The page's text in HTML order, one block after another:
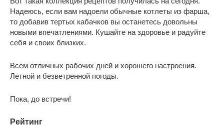
Надеюсь, если вам надоели обычные котлеты из фарша,
то добавив тертых кабачков вы останетесь довольны
новыми впечатлениями. Кушайте на здоровье и радуйте
себя и своих близких.
Всем отличных рабочих дней и хорошего настроения.
Летной и безветренной погоды.
Пока, до встречи!
Рейтинг